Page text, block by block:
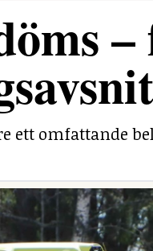
ett omfattande